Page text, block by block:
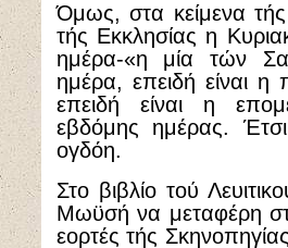
Όμως, στα κείμενα
τής Εκκλησίας η
ημέρα-«η μία τών
ημέρα, επειδή είναι
επειδή είναι η
εβδόμης ημέρας.
ογδόη.
Στο βιβλίο τού
Μωϋσή να μεταφέρη
εορτές τής